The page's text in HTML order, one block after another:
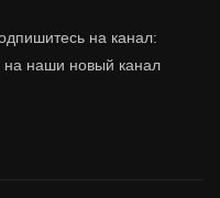
на канал:
на наши новый канал